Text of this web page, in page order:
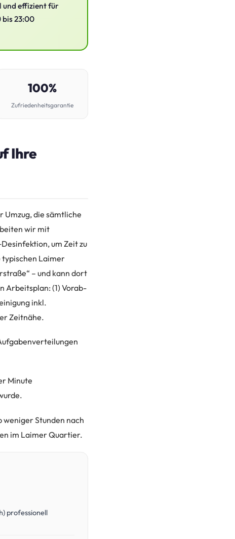
und effizient für
bis 23:00
100%
Zufriedenheitsgarantie
Ihre
Umzug, die sämtliche
wir mit
um Zeit zu
typischen Laimer
– und kann dort
Arbeitsplan: (1) Vorab-
inkl.
Zeitnähe.
Minute
Stunden nach
im Laimer Quartier.
professionell